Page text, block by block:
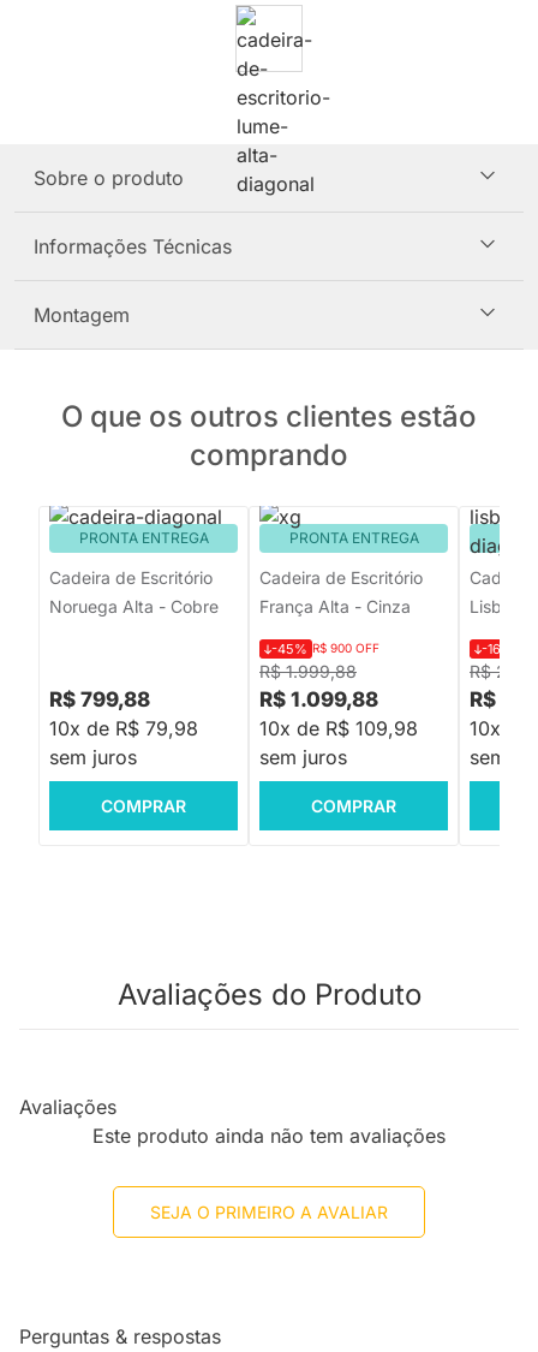
Sobre o produto
Informações Técnicas
Montagem
O que os outros clientes estão
comprando
PRONTA ENTREGA
Cadeira de Escritório
Noruega Alta - Cobre
R$ 799,88
10x de R$ 79,98
sem juros
COMPRAR
PRONTA ENTREGA
Cadeira de Escritório
França Alta - Cinza
R$ 1.999,88
-45% R$ 900 OFF
R$ 1.099,88
10x de R$ 109,98
sem juros
COMPRAR
Cadeira
Lisboa
R$
-16%
R$
10x de
sem
Avaliações do Produto
Avaliações
Este produto ainda não tem avaliações
SEJA O PRIMEIRO A AVALIAR
Perguntas & respostas